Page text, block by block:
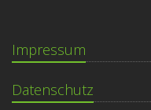
Impressum
Datenschutz